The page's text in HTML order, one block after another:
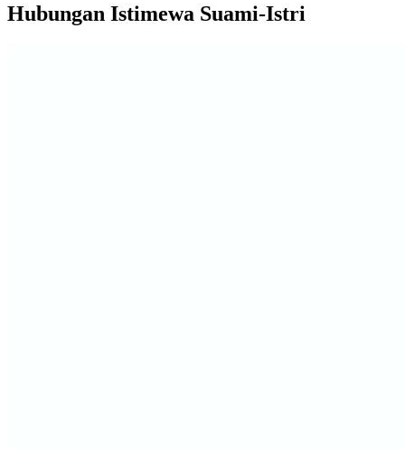
Hubungan Istimewa Suami-Istri